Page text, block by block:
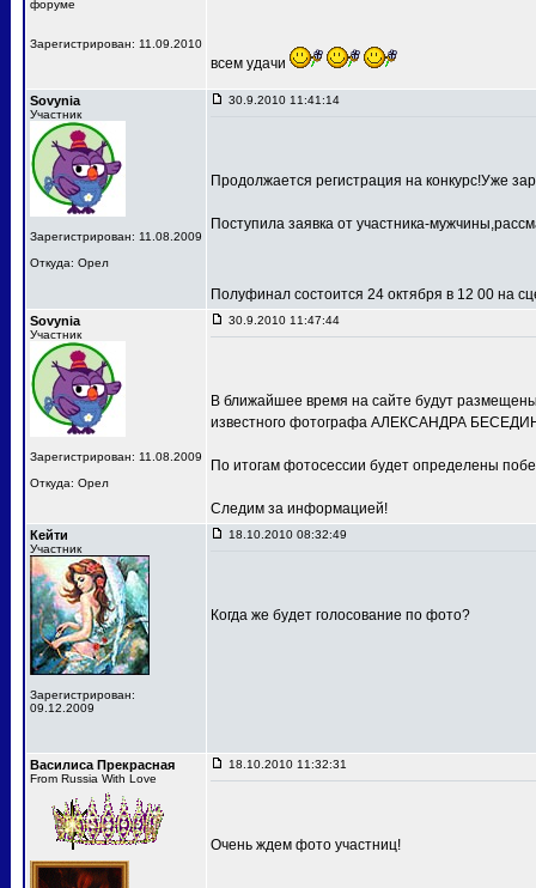
форуме
Зарегистрирован: 11.09.2010
всем удачи
Sovynia
Участник
Зарегистрирован: 11.08.2009
Откуда: Орел
30.9.2010 11:41:14
Продолжается регистрация на конкурс!Уже
Поступила заявка от участника-
Полуфинал состоится 24 октября в 12 00 на
Sovynia
Участник
Зарегистрирован: 11.08.2009
Откуда: Орел
30.9.2010 11:47:44
В ближайшее время на сайте будут
известного фотографа АЛЕКСАНДРА
По итогам фотосессии будет определены
Следим за информацией!
Кейти
Участник
Зарегистрирован:
09.12.2009
18.10.2010 08:32:49
Когда же будет голосование по фото?
Василиса Прекрасная
From Russia With Love
18.10.2010 11:32:31
Очень ждем фото участниц!